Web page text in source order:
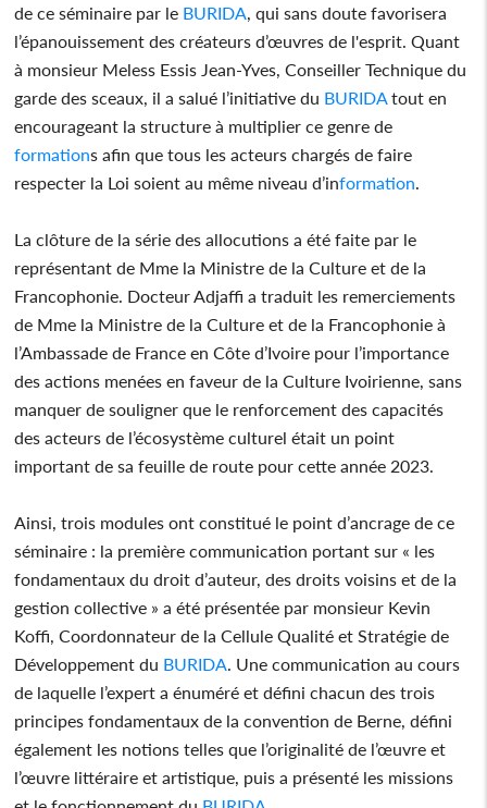
de ce séminaire par le BURIDA , qui sans doute favorisera
l’épanouissement des créateurs d’œuvres de l'esprit. Quant
à monsieur Meless Essis Jean-Yves, Conseiller Technique du
garde des sceaux, il a salué l’initiative du BURIDA tout en
encourageant la structure à multiplier ce genre de
formations afin que tous les acteurs chargés de faire
respecter la Loi soient au même niveau d’information
La clôture de la série des allocutions a été faite par le
représentant de Mme la Ministre de la Culture et de la
Francophonie. Docteur Adjaffi a traduit les remerciements
de Mme la Ministre de la Culture et de la Francophonie à
l’Ambassade de France en Côte d’Ivoire pour l’importance
des actions menées en faveur de la Culture Ivoirienne, sans
manquer de souligner que le renforcement des capacités
des acteurs de l’écosystème culturel était un point
important de sa feuille de route pour cette année 2023.
Ainsi, trois modules ont constitué le point d’ancrage de ce
séminaire : la première communication portant sur « les
fondamentaux du droit d’auteur, des droits voisins et de la
gestion collective » a été présentée par monsieur Kevin
Koffi, Coordonnateur de la Cellule Qualité et Stratégie de
Développement du BURIDA . Une communication au cours
de laquelle l’expert a énuméré et défini chacun des trois
principes fondamentaux de la convention de Berne, défini
également les notions telles que l’originalité de l’œuvre et
l’œuvre littéraire et artistique, puis a présenté les missions